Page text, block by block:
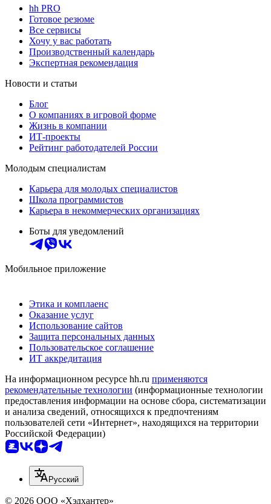
hh PRO
Готовое резюме
Все сервисы
Хочу у вас работать
Производственный календарь
Экспертная рекомендация
Новости и статьи
Блог
О компаниях в игровой форме
Жизнь в компании
ИТ-проекты
Рейтинг работодателей России
Молодым специалистам
Карьера для молодых специалистов
Школа программистов
Карьера в некоммерческих организациях
Боты для уведомлений
Мобильное приложение
Этика и комплаенс
Оказание услуг
Использование сайтов
Защита персональных данных
Пользовательское соглашение
ИТ аккредитация
На информационном ресурсе hh.ru применяются
рекомендательные технологии (информационные технологии
предоставления информации на основе сбора, систематизации
и анализа сведений, относящихся к предпочтениям
пользователей сети «Интернет», находящихся на территории
Российской Федерации)
Русский
© 2026 ООО «Хэдхантер»